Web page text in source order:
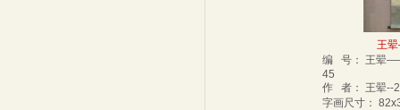
王
编 号： 王翚
45
作 者： 王翚
字画尺寸：